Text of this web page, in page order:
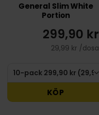
General Slim White
Portion
299,90 kr
29,99 kr /dosa
KÖP